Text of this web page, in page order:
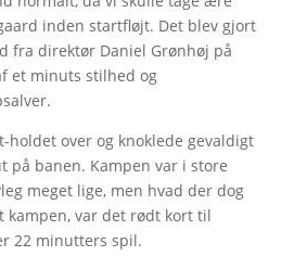
inden startfløjt. Det blev gjort
fra direktør Daniel Grønhøj på
et minuts stilhed og
holdet over og knoklede gevaldigt
på banen. Kampen var i store
meget lige, men hvad der dog
kampen, var det rødt kort til
22 minutters spil.